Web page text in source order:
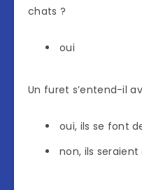
chats ?
oui
Un furet s’entend-il
oui, ils se font
non, ils